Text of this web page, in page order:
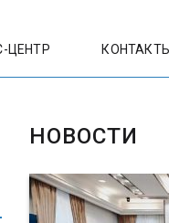
ЦЕНТР
НОВОСТИ